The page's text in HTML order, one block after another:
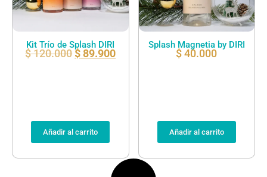
Kit Trío de Splash DIRI
$120.000$89.900
Añadir al carrito
Splash Magnetia by DIRI
$40.000
Añadir al carrito